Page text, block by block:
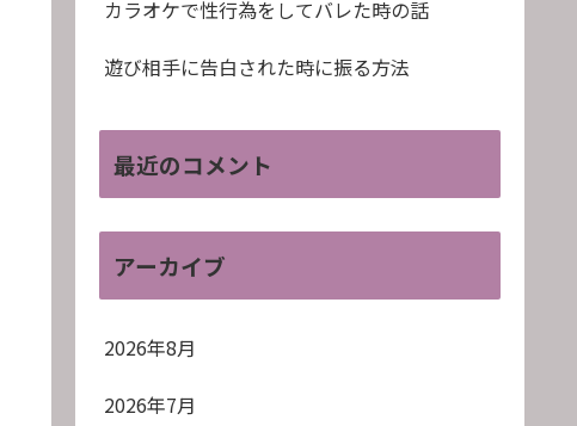
カラオケで性行為をしてバレた時の話
遊び相手に告白された時に振る方法
最近のコメント
アーカイブ
2026年8月
2026年7月